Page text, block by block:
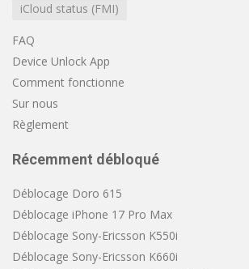
iCloud status (FMI)
FAQ
Device Unlock App
Comment fonctionne
Sur nous
Règlement
Récemment débloqué
Déblocage Doro 615
Déblocage iPhone 17 Pro Max
Déblocage Sony-Ericsson K550i
Déblocage Sony-Ericsson K660i